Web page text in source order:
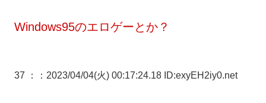
Windows95のエロゲーとか？
37 ： ：2023/04/04(火) 00:17:24.18 ID:exyEH2iy0.net